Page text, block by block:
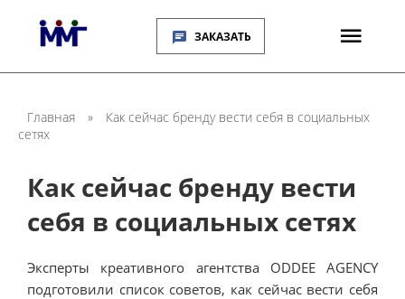
ЗАКАЗАТЬ
Главная »
Как сейчас бренду вести себя в социальных
сетях
Как сейчас бренду вести
себя в социальных сетях
Эксперты креативного агентства ODDEE AGENCY
подготовили список советов, как сейчас вести себя